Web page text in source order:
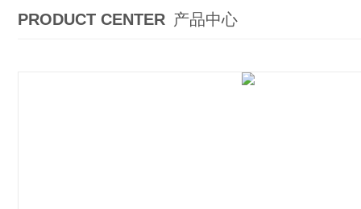
PRODUCT CENTER 产品中心